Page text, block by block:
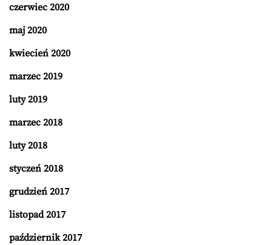
czerwiec 2020
maj 2020
kwiecień 2020
marzec 2019
luty 2019
marzec 2018
luty 2018
styczeń 2018
grudzień 2017
listopad 2017
październik 2017